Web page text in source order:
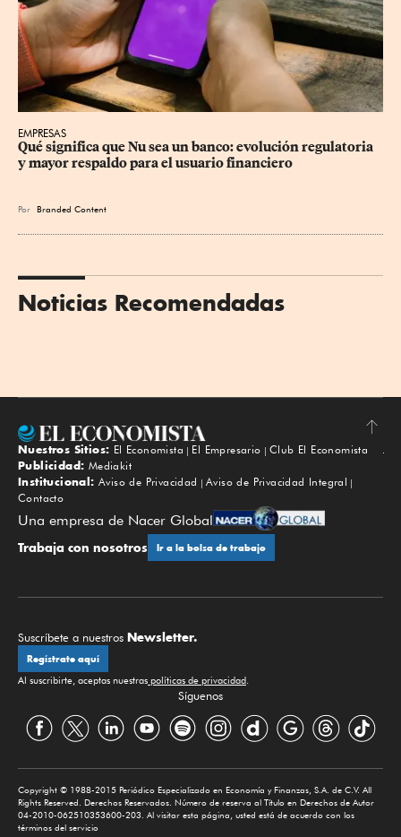
EMPRESAS
Qué significa que Nu sea un banco: evolución regulatoria
y mayor respaldo para el usuario financiero
Por Branded Content
Noticias Recomendadas
Subir
Nuestros Sitios: El Economista El Empresario
Club El Economista
Publicidad: Mediakit
Institucional: Aviso de Privacidad
Aviso de Privacidad Integral
Contacto
Una empresa de Nacer Global
Trabaja con nosotros Ir a la bolsa de trabajo
Suscríbete a nuestros Newsletter.
Regístrate aquí
Al suscribirte, aceptas nuestras políticas de privacidad.
Síguenos
Copyright © 1988-2015 Periódico Especializado en Economía y Finanzas, S.A. de C.V. All
Rights Reserved. Derechos Reservados. Número de reserva al Título en Derechos de Autor
04-2010-062510353600-203. Al visitar esta página, usted está de acuerdo con los
términos del servicio